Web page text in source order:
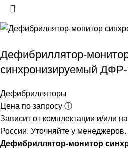
Дефибриллятор-
синхронизируемый
Дефибрилляторы
Цена по запросу ⓘ
Зависит от комплектации и/или
России. Уточняйте у менеджеров.
Дефибриллятор-монитор